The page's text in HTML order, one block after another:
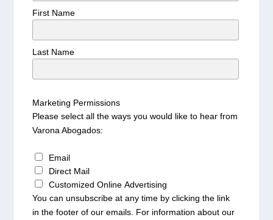
First Name
Last Name
Marketing Permissions
Please select all the ways you would like to hear from
Varona Abogados:
Email
Direct Mail
Customized Online Advertising
You can unsubscribe at any time by clicking the link
in the footer of our emails. For information about our